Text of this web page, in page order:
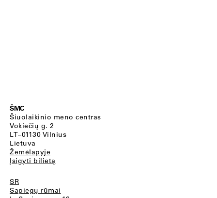
ŠMC
Šiuolaikinio meno centras
Vokiečių g. 2
LT–01130 Vilnius
Lietuva
Žemėlapyje
Įsigyti bilietą
SR
Sapiegų rūmai